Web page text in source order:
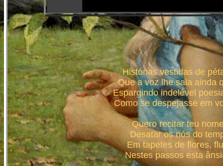
Histórias vestidas de
Que a voz lhe saia ainda
Espargindo indelével
Como se despejasse em
Quero recitar teu
Desatar os nós do
Em tapetes de flores,
Nestes passos esta